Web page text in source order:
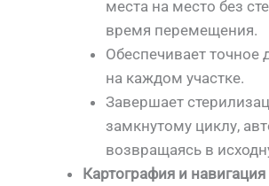
места на место без
время перемещения.
Обеспечивает точное
на каждом участке.
Завершает
замкнутому циклу,
возвращаясь в
Картография и навигация